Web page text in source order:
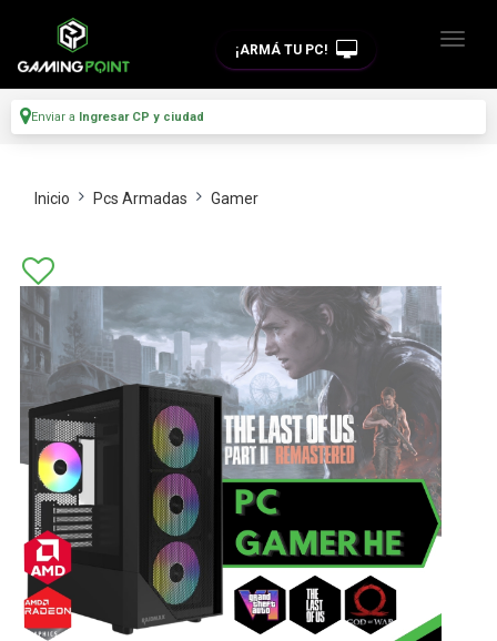
¡ARMÁ TU PC!
Enviar a Ingresar CP y ciudad
Inicio Pcs Armadas Gamer